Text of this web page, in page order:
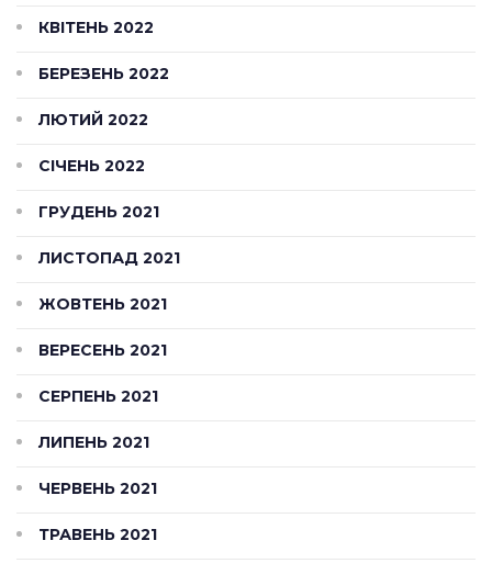
КВІТЕНЬ 2022
БЕРЕЗЕНЬ 2022
ЛЮТИЙ 2022
СІЧЕНЬ 2022
ГРУДЕНЬ 2021
ЛИСТОПАД 2021
ЖОВТЕНЬ 2021
ВЕРЕСЕНЬ 2021
СЕРПЕНЬ 2021
ЛИПЕНЬ 2021
ЧЕРВЕНЬ 2021
ТРАВЕНЬ 2021